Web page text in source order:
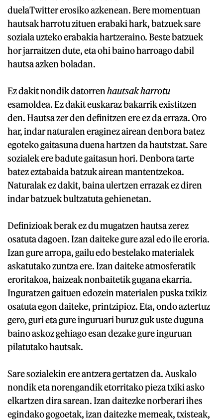
duelaTwitter erosiko azkenean. Bere momentuan
hautsak harrotu zituen erabaki hark, batzuek sare
soziala uzteko erabakia hartzeraino. Beste batzuek
hor jarraitzen dute, eta ohi baino harroago dabil
hautsa azken boladan.
Ez dakit nondik datorrenhautsak harrotu
esamoldea. Ez dakit euskaraz bakarrik existitzen
den. Hautsa zer den definitzen ere ez da erraza. Oro
har, indar naturalen eraginez airean denbora batez
egoteko gaitasuna duena hartzen da hautstzat. Sare
sozialek ere badute gaitasun hori. Denbora tarte
batez eztabaida batzuk airean mantentzekoa.
Naturalak ez dakit, baina ulertzen errazak ez diren
indar batzuek bultzatuta gehienetan.
Definizioak berak ez du mugatzen hautsa zerez
osatuta dagoen. Izan daiteke gure azal edo ile eroria.
Izan gure arropa, gailu edo bestelako materialek
askatutako zuntza ere. Izan daiteke atmosferatik
eroritakoa, haizeak nonbaitetik gugana ekarria.
Inguratzen gaituen edozein materialen puska txikiz
osatuta egon daiteke, printzipioz. Eta, ondo aztertuz
gero, guri eta gure inguruari buruz guk uste duguna
baino askoz gehiago esan dezake gure inguruan
pilatutako hautsak.
Sare sozialekin ere antzera gertatzen da. Auskalo
nondik eta norengandik etorritako pieza txiki asko
elkartzen dira sarean. Izan daitezke norberari ihes
egindako gogoetak, izan daitezke memeak, txisteak,